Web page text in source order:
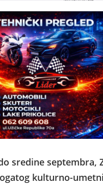
sredine septembra,
kulturno-